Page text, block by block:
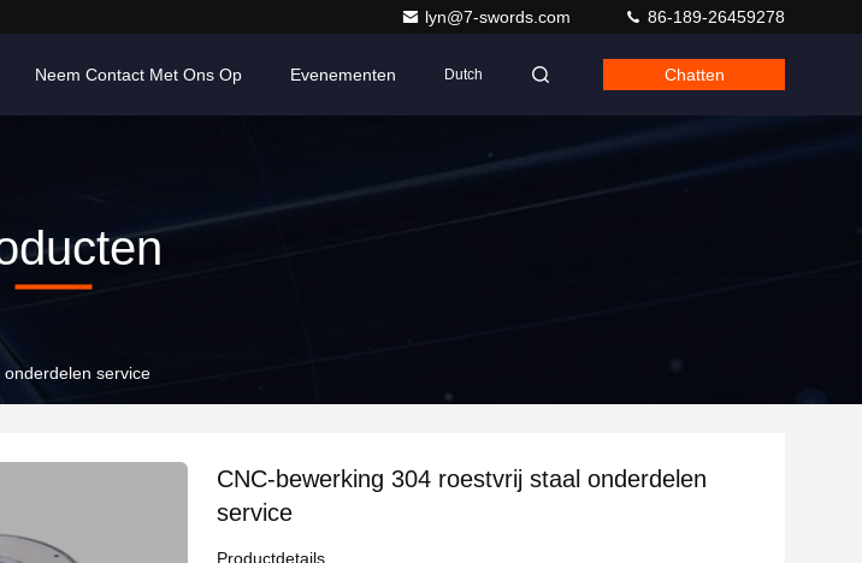
lyn@7-swords.com 86-189-26459278
Neem Contact Met Ons Op Evenementen Dutch Chatten
service
CNC-bewerking 304 roestvrij staal onderdelen
service
Productdetails